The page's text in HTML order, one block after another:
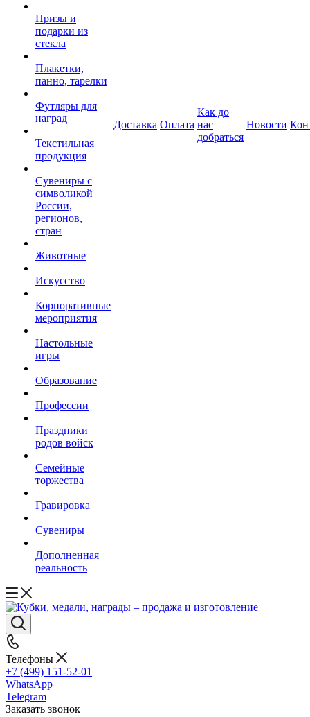
Призы и
подарки из
стекла
Плакетки,
панно, тарелки
Футляры для
наград
Текстильная
продукция
Сувениры с
символикой
России,
регионов,
стран
Животные
Искусство
Корпоративные
мероприятия
Настольные
игры
Образование
Профессии
Праздники
родов войск
Семейные
торжества
Гравировка
Сувениры
Дополненная
реальность
Доставка Оплата
Как до
нас
добраться
Новости
Телефоны
+7 (499) 151-52-01
WhatsApp
Telegram
Заказать звонок